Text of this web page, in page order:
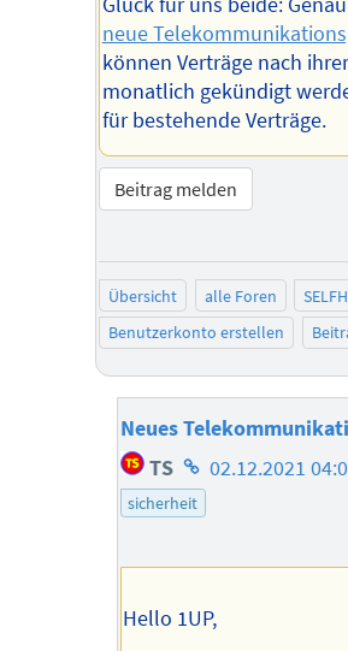
neue
können Verträge nach
monatlich gekündigt
für bestehende Verträge.
Beitrag melden
Übersicht alle Foren
Benutzerkonto erstellen
Neues
TS Homepage
des
02.12.2021
sicherheit
Hello 1UP,